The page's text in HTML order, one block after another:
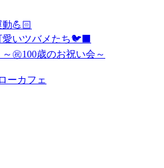
💪🏻
いツバメたち🐦‍⬛
～㊗️100歳のお祝い会～
ーカフェ